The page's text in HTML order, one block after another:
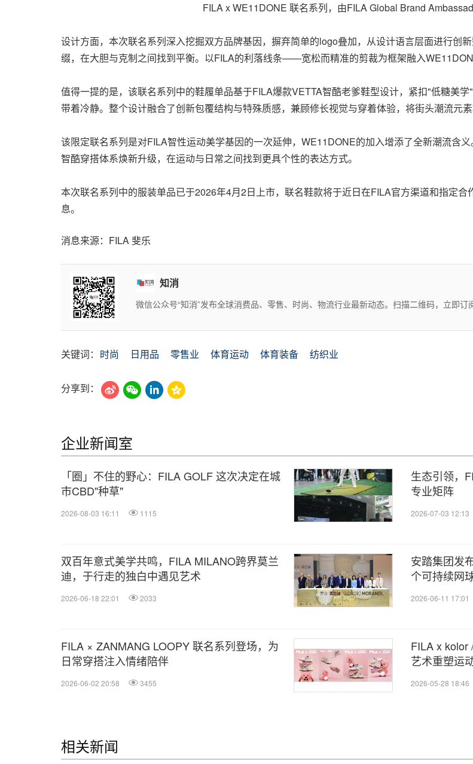
FILA x WE11DONE 联名系列，由FILA Global Brand
设计方面，本次联名系列深入挖掘双方品牌基因，摒弃简单的logo叠加，从设计语言层面进行创
缀，在大胆与克制之间找到平衡。以FILA的利落线条——宽松而精准的剪裁为框架融入
值得一提的是，该联名系列中的鞋履单品基于FILA爆款VETTA智酷老爹鞋型设计，紧扣"低糖美
带着冷静。整个设计融合了创新包覆结构与特殊质感，兼顾修长视觉与穿着体验，将街头潮流元
该限定联名系列是对FILA智性运动美学基因的一次延伸，WE11DONE的加入增添了全新潮流含
智酷穿搭体系焕新升级，在运动与日常之间找到更具个性的表达方式。
本次联名系列中的服装单品已于2026年4月2日上市，联名鞋款将于近日在FILA官方渠道和指定
息。
消息来源：FILA 斐乐
知消
微信公众号“知消”发布全球消费品、零售、时尚、物流行业最新动态。扫描二维码，立即订
关键词： 时尚 日用品 零售业 体育运动 体育装备 纺织业
分享到：
企业新闻室
「圈」不住的野心：FILA GOLF 这次决定在城
市CBD"种草"
2026-08-03 16:11 1115
生态引领，
专业矩阵
2026-07-03 12:13
双百年意式美学共鸣，FILA MILANO跨界莫兰
迪，于行走的独白中遇见艺术
2026-06-18 22:01 2033
安踏集团发
个可持续网
2026-06-11 17:01
FILA × ZANMANG LOOPY 联名系列登场，为
日常穿搭注入情绪陪伴
2026-06-02 20:58 3455
FILA x kolor
艺术重塑运
2026-05-28 18:46
相关新闻